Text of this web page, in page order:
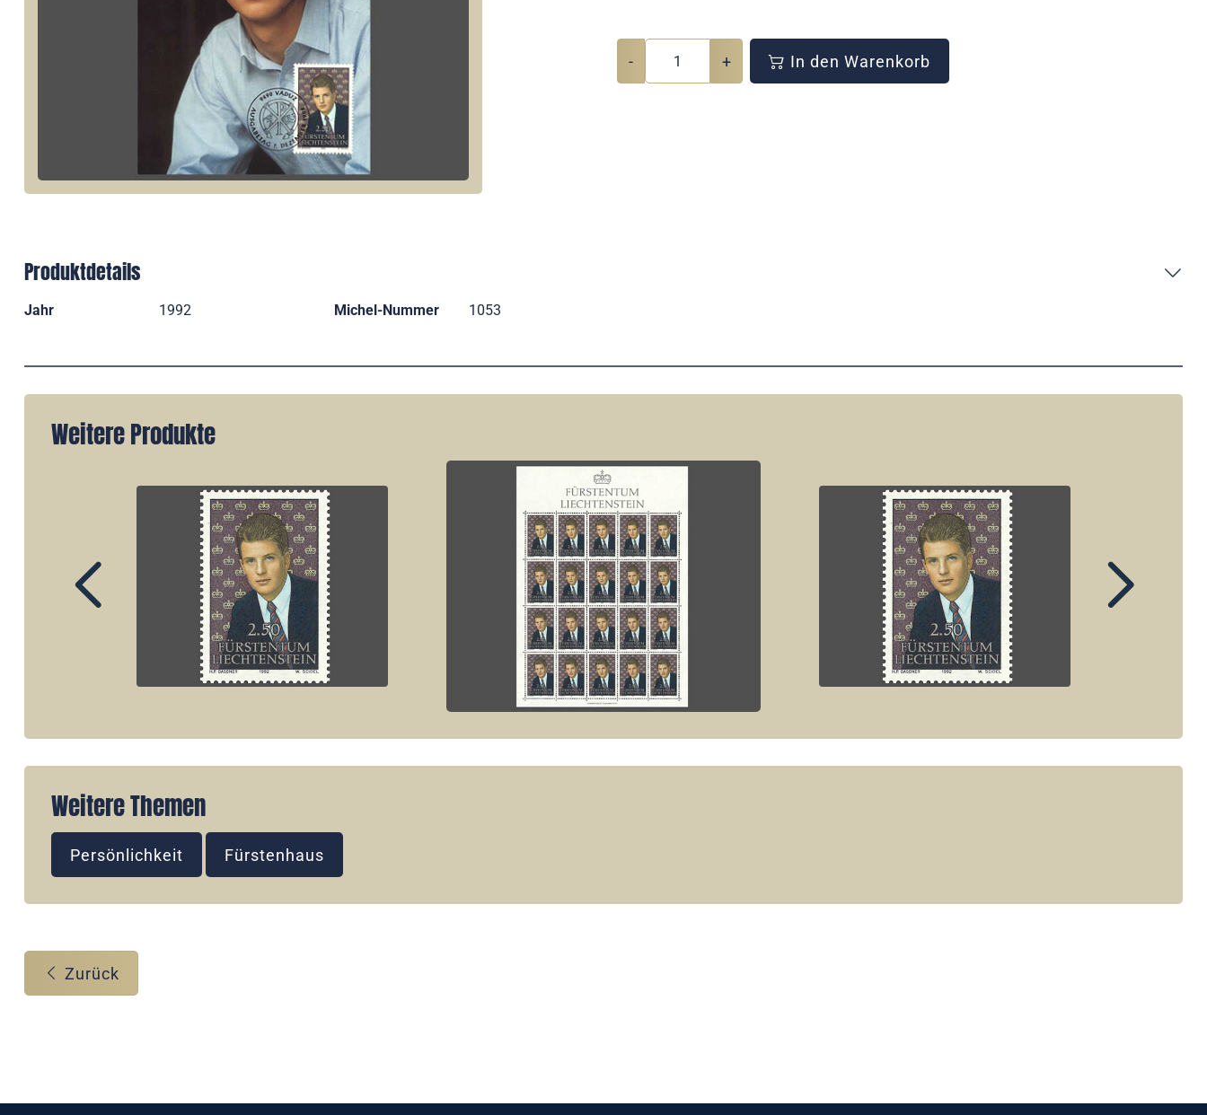
- + In den Warenkorb
Produktdetails
Jahr 1992 Michel-Nummer 1053
Weitere Produkte
Weitere Themen
Persönlichkeit Fürstenhaus
Zurück